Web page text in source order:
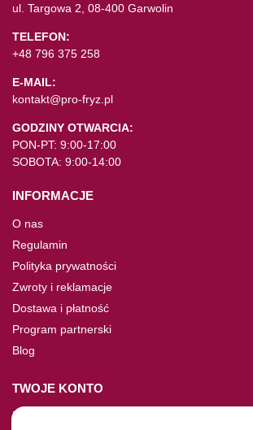
ul. Targowa 2, 08-400 Garwolin
TELEFON:
+48 796 375 258
E-MAIL:
kontakt@pro-fryz.pl
GODZINY OTWARCIA:
PON-PT: 9:00-17:00
SOBOTA: 9:00-14:00
INFORMACJE
O nas
Regulamin
Polityka prywatności
Zwroty i reklamacje
Dostawa i płatność
Program partnerski
Blog
TWOJE KONTO
Moje konto